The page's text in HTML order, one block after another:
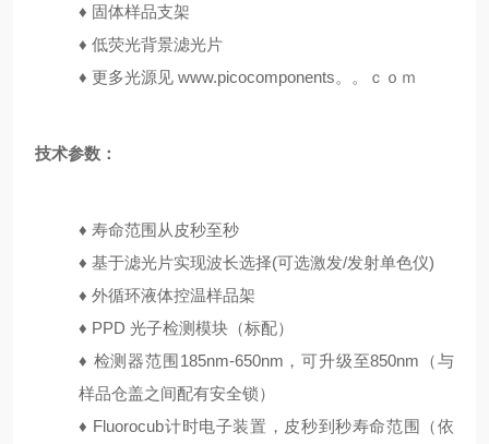
♦ 固体样品支架
♦ 低荧光背景滤光片
♦ 更多光源见 www.picocomponents。。ｃｏｍ
技术参数：
♦ 寿命范围从皮秒至秒
♦ 基于滤光片实现波长选择(可选激发/发射单色仪)
♦ 外循环液体控温样品架
♦ PPD 光子检测模块（标配）
♦ 检测器范围185nm-650nm，可升级至850nm（与
样品仓盖之间配有安全锁）
♦ Fluorocub计时电子装置，皮秒到秒寿命范围（依